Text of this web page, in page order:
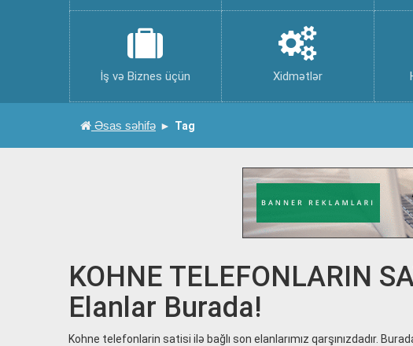
İş və Biznes üçün Xidmətlər
Əsas səhifə Tag
KOHNE TELEFONLARIN
Elanlar Burada!
Kohne telefonlarin satisi ilə bağlı son elanlarımız qarşınızdadır.